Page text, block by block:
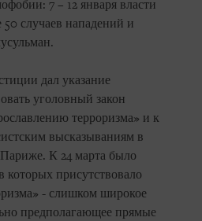
7 – 12 января власти
50 случаев нападений и
дал указание
уголовный закон
терроризма» и к
высказываниям в
К 24 марта было
которых присутствовало
- слишком широкое
предполагающее прямые